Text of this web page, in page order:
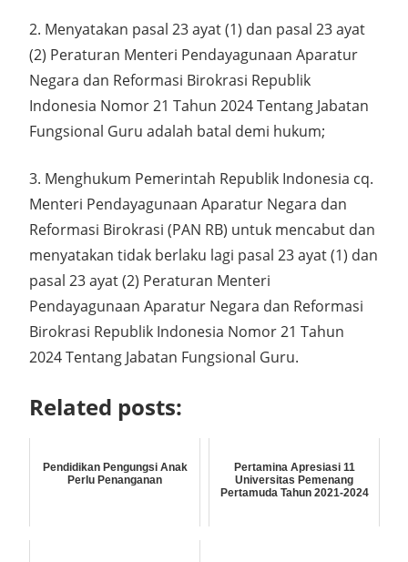
2. Menyatakan pasal 23 ayat (1) dan pasal 23 ayat
(2) Peraturan Menteri Pendayagunaan Aparatur
Negara dan Reformasi Birokrasi Republik
Indonesia Nomor 21 Tahun 2024 Tentang Jabatan
Fungsional Guru adalah batal demi hukum;
3. Menghukum Pemerintah Republik Indonesia cq.
Menteri Pendayagunaan Aparatur Negara dan
Reformasi Birokrasi (PAN RB) untuk mencabut dan
menyatakan tidak berlaku lagi pasal 23 ayat (1) dan
pasal 23 ayat (2) Peraturan Menteri
Pendayagunaan Aparatur Negara dan Reformasi
Birokrasi Republik Indonesia Nomor 21 Tahun
2024 Tentang Jabatan Fungsional Guru.
Related posts:
Pendidikan Pengungsi Anak
Perlu Penanganan
Pertamina Apresiasi 11
Universitas Pemenang
Pertamuda Tahun 2021-2024